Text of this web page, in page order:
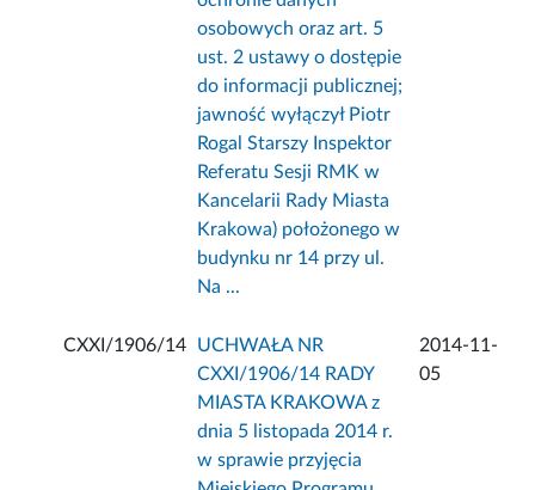
osobowych oraz art. 5
ust. 2 ustawy o dostępie
do informacji publicznej;
jawność wyłączył Piotr
Rogal Starszy Inspektor
Referatu Sesji RMK w
Kancelarii Rady Miasta
Krakowa) położonego w
budynku nr 14 przy ul.
Na ...
CXXI/1906/14
UCHWAŁA NR
CXXI/1906/14 RADY
MIASTA KRAKOWA z
dnia 5 listopada 2014 r.
w sprawie przyjęcia
2014-11-
05